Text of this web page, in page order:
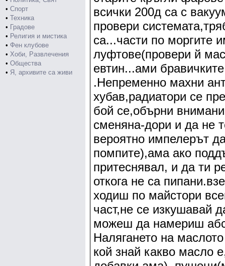
• Спорт
• Техника
• Градове
• Религия и мистика
• Фен клубове
• Хоби, Развлечения
• Общества
• Я, архивите са живи
всички 200д са с
провери
са...части по моргите
луфтове(провери й
евтин...ами
.Непременно махни
хубав,радиатори се
бой се,обърни
сменяна-дори и да не
вероятно импелерът
помпите),ама ако
притеснявал, и да ти
откога не са
ходиш по майстори
част,не се изкушавай
можеш да намериш
Налягането на
кой знай какво масло